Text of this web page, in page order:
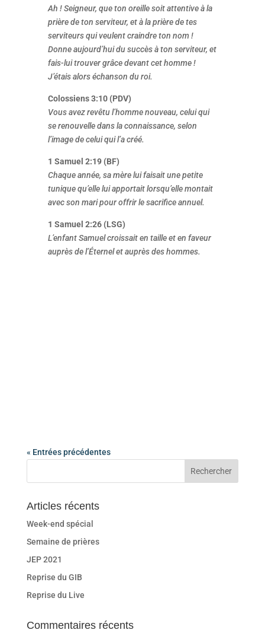
Ah ! Seigneur, que ton oreille soit attentive à la
prière de ton serviteur, et à la prière de tes
serviteurs qui veulent craindre ton nom !
Donne aujourd’hui du succès à ton serviteur, et
fais-lui trouver grâce devant cet homme !
J’étais alors échanson du roi.
Colossiens 3:10 (PDV)
Vous avez revêtu l’homme nouveau, celui qui
se renouvelle dans la connaissance, selon
l’image de celui qui l’a créé.
1 Samuel 2:19 (BF)
Chaque année, sa mère lui faisait une petite
tunique qu’elle lui apportait lorsqu’elle montait
avec son mari pour offrir le sacrifice annuel.
1 Samuel 2:26 (LSG)
L’enfant Samuel croissait en taille et en faveur
auprès de l’Éternel et auprès des hommes.
« Entrées précédentes
Articles récents
Week-end spécial
Semaine de prières
JEP 2021
Reprise du GIB
Reprise du Live
Commentaires récents